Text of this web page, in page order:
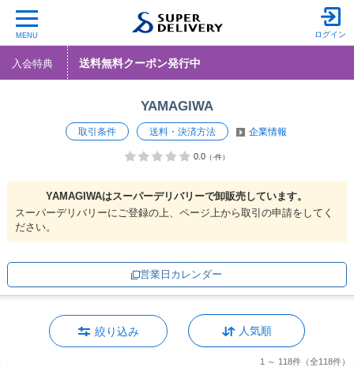
MENU ログイン
入会特典 送料無料クーポン発行中
YAMAGIWA
取引条件 送料・決済方法 企業情報
0.0（-件）
YAMAGIWAはスーパーデリバリーで卸販売しています。
スーパーデリバリーにご登録の上、ページ上から取引の申請をしてく
ださい。
営業日カレンダー
絞り込み 人気順
1 ～ 118件 （全118件）